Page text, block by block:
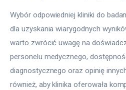
Wybór odpowiedniej kliniki do
dla uzyskania wiarygodnych
warto zwrócić uwagę na
personelu medycznego,
diagnostycznego oraz opinię
również, aby klinika oferowała